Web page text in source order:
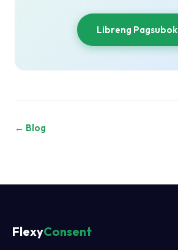
Libreng Pagsubok
← Blog
FlexyConsent